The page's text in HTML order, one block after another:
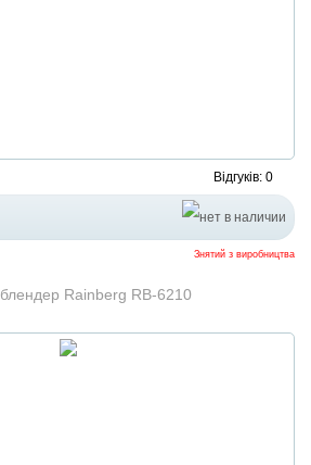
Відгуків: 0
Знятий з виробництва
Rainberg RB-6210